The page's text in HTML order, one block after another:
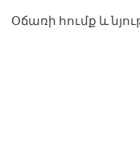
Օճառի հումք և